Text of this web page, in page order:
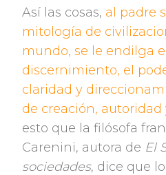
Así las cosas, al padre
mitología de
mundo, se le endilga
discernimiento, el
claridad y
de creación, autoridad
esto que la filósofa
Carenini, autora de El
sociedades, dice que